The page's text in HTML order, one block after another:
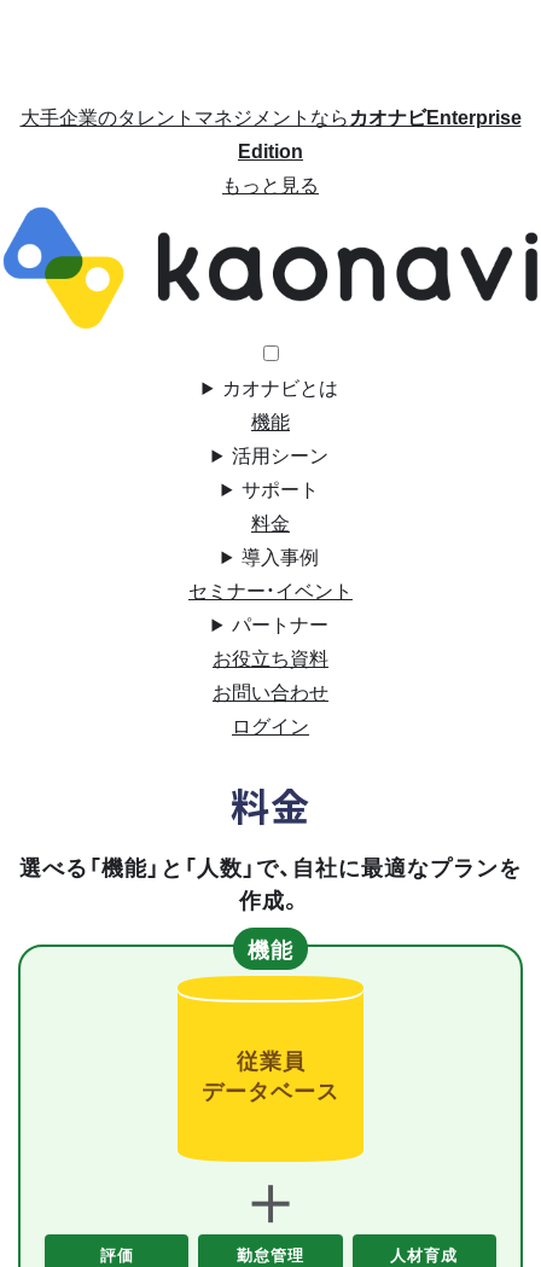
大手企業のタレントマネジメントならカオナビEnterprise
Edition
もっと見る
カオナビとは
機能
活用シーン
サポート
料金
導入事例
セミナー・イベント
パートナー
お役立ち資料
お問い合わせ
ログイン
料金
選べる「機能」と「人数」で、自社に最適なプランを
作成。
機能
従業員
データベース
＋
評価 勤怠管理 人材育成